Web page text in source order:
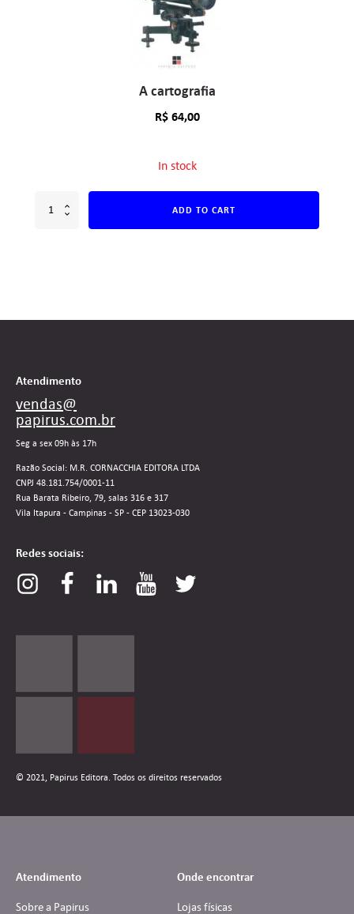
A cartografia
R$64,00
In stock
ADD TO CART
Atendimento
vendas@
papirus.com.br
Seg a sex 09h às 17h
Razão Social: M.R. CORNACCHIA EDITORA LTDA
CNPJ 48.181.754/0001-11
Rua Barata Ribeiro, 79, salas 316 e 317
Vila Itapura - Campinas - SP - CEP 13023-030
Redes sociais:
© 2021, Papirus Editora. Todos os direitos reservados
Atendimento
Sobre a Papirus
Onde encontrar
Lojas físicas